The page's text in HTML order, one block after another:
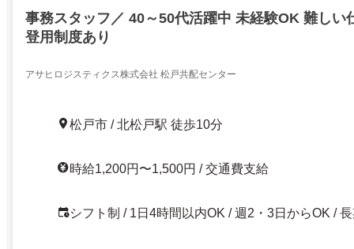
事務スタッフ／ 40～50代活躍中 未経験OK 難しい
登用制度あり
アサヒロジスティクス株式会社 松戸共配センター
松戸市 / 北松戸駅 徒歩10分
時給1,200円〜1,500円 / 交通費支給
シフト制 / 1日4時間以内OK / 週2・3日からOK /